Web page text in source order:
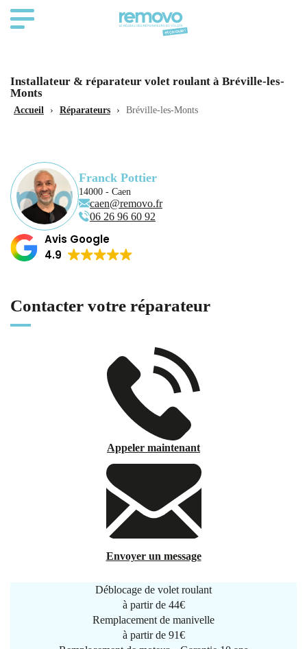
Installateur & réparateur volet roulant à Bréville-les-
Monts
Accueil › Réparateurs › Bréville-les-Monts
Franck Pottier
14000 - Caen
caen@removo.fr
06 26 96 60 92
Avis Google
4.9
Contacter votre réparateur
Appeler maintenant
Envoyer un message
Déblocage de volet roulant
à partir de 44€
Remplacement de manivelle
à partir de 91€